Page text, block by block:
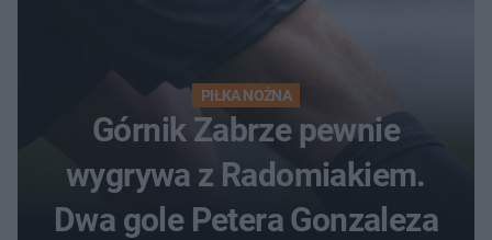
PIŁKA NOŻNA
Górnik Zabrze pewnie
wygrywa z Radomiakiem.
Dwa gole Petera Gonzaleza